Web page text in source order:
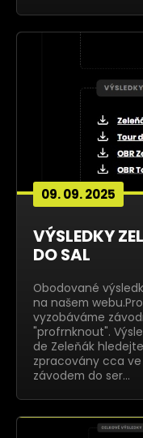
09. 09. 2025
VÝSLEDKY
DO SAL
Obodované
na našem
vyzobáváme
"profrnknout".
de Zeleňák
zpracovány cca
závodem do ser…